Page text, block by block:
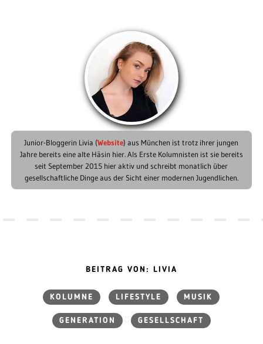
Junior-Bloggerin Livia (Website) aus München ist trotz ihrer jungen
Jahre bereits eine alte Häsin hier. Als Erste Kolumnisten ist sie bereits
seit September 2015 hier aktiv und schreibt monatlich über
gesellschaftliche Dinge aus der Sicht einer modernen Jugendlichen.
BEITRAG VON: LIVIA
KOLUMNE LIFESTYLE MUSIK
GENERATION GESELLSCHAFT